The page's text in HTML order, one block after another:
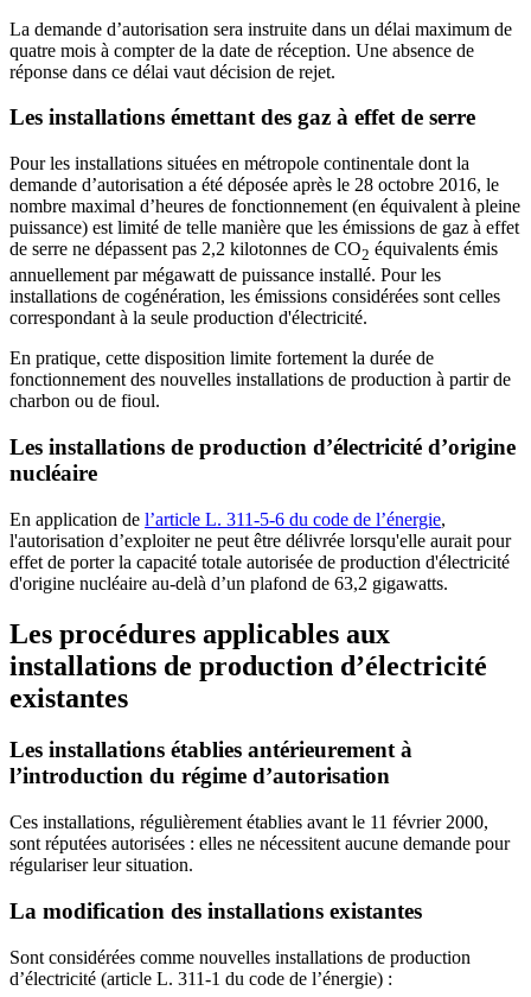
La demande d’autorisation sera instruite dans un délai maximum de
quatre mois à compter de la date de réception. Une absence de
réponse dans ce délai vaut décision de rejet.
Les installations émettant des gaz à effet de serre
Pour les installations situées en métropole continentale dont la
demande d’autorisation a été déposée après le 28 octobre 2016, le
nombre maximal d’heures de fonctionnement (en équivalent à pleine
puissance) est limité de telle manière que les émissions de gaz à effet
de serre ne dépassent pas 2,2 kilotonnes de CO2 équivalents émis
annuellement par mégawatt de puissance installé. Pour les
installations de cogénération, les émissions considérées sont celles
correspondant à la seule production d'électricité.
En pratique, cette disposition limite fortement la durée de
fonctionnement des nouvelles installations de production à partir de
charbon ou de fioul.
Les installations de production d’électricité d’origine
nucléaire
En application de l’article L. 311-5-6 du code de l’énergie,
l'autorisation d’exploiter ne peut être délivrée lorsqu'elle aurait pour
effet de porter la capacité totale autorisée de production d'électricité
d'origine nucléaire au-delà d’un plafond de 63,2 gigawatts.
Les procédures applicables aux
installations de production d’électricité
existantes
Les installations établies antérieurement à
l’introduction du régime d’autorisation
Ces installations, régulièrement établies avant le 11 février 2000,
sont réputées autorisées : elles ne nécessitent aucune demande pour
régulariser leur situation.
La modification des installations existantes
Sont considérées comme nouvelles installations de production
d’électricité (article L. 311-1 du code de l’énergie) :